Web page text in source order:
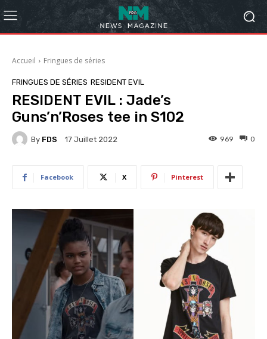
Accueil Fringues de séries
FRINGUES DE SÉRIES RESIDENT EVIL
RESIDENT EVIL : Jade’s
Guns’n’Roses tee in S102
By FDS 17 Juillet 2022 0
969
Facebook X Pinterest